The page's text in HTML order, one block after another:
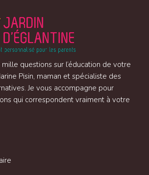
questions sur l’éducation de votre
Pisin, maman et spécialiste des
Je vous accompagne pour
qui correspondent vraiment à votre